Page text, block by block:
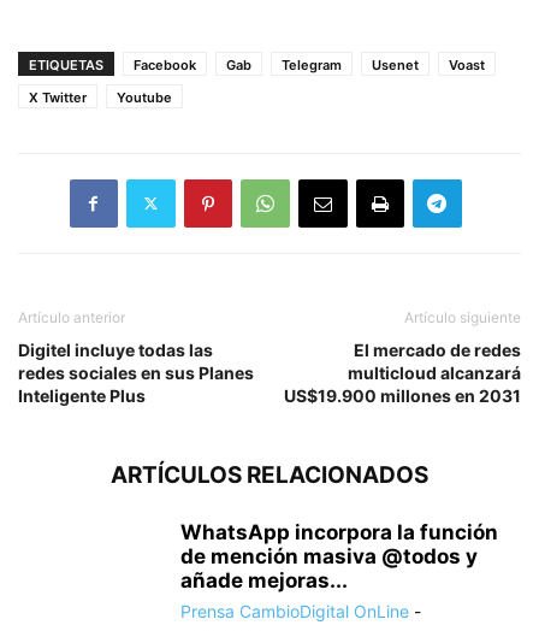
ETIQUETAS Facebook Gab Telegram Usenet
Voast
X Twitter
Youtube
Artículo anterior
Digitel incluye todas las
redes sociales en sus Planes
Inteligente Plus
Artículo siguiente
El mercado de redes
multicloud alcanzará
US$19.900 millones en 2031
ARTÍCULOS RELACIONADOS
WhatsApp incorpora la función
de mención masiva @todos y
añade mejoras...
Prensa CambioDigital OnLine -